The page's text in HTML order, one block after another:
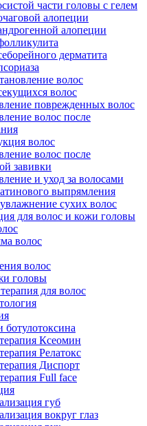
части головы с гелем
алопеции
алопеции
дерматита
волос
волос
поврежденных волос
волос после
волос
волос после
завивки
и уход за волосами
выпрямления
сухих волос
для волос и кожи головы
волос
волос
головы
для волос
Ксеомин
Релатокс
Диспорт
Full face
губ
вокруг глаз